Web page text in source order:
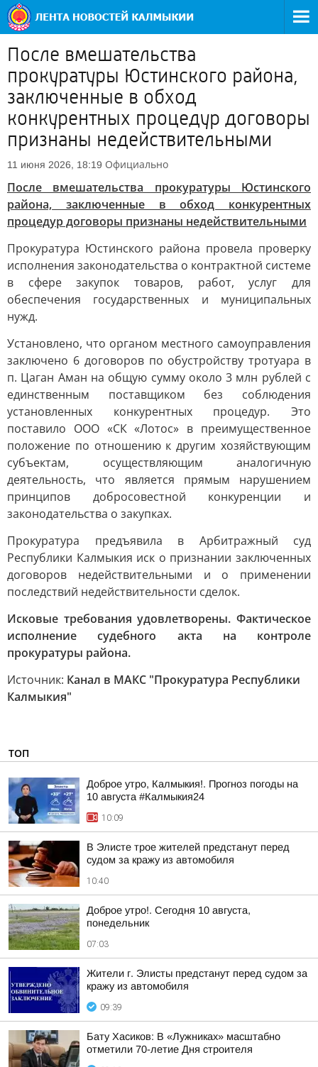
После вмешательства
прокуратуры Юстинского района,
заключенные в обход
конкурентных процедур договоры
признаны недействительными
11 июня 2026, 18:19 Официально
После вмешательства прокуратуры Юстинского
района, заключенные в обход конкурентных
процедур договоры признаны недействительными
Прокуратура Юстинского района провела проверку
исполнения законодательства о контрактной системе
в сфере закупок товаров, работ, услуг для
обеспечения государственных и муниципальных
нужд.
Установлено, что органом местного самоуправления
заключено 6 договоров по обустройству тротуара в
п. Цаган Аман на общую сумму около 3 млн рублей с
единственным поставщиком без соблюдения
установленных конкурентных процедур. Это
поставило ООО «СК «Лотос» в преимущественное
положение по отношению к другим хозяйствующим
субъектам, осуществляющим аналогичную
деятельность, что является прямым нарушением
принципов добросовестной конкуренции и
законодательства о закупках.
Прокуратура предъявила в Арбитражный суд
Республики Калмыкия иск о признании заключенных
договоров недействительными и о применении
последствий недействительности сделок.
Исковые требования удовлетворены. Фактическое
исполнение судебного акта на контроле
прокуратуры района.
Источник: Канал в МАКС "Прокуратура Республики
Калмыкия"
ТОП
Доброе утро, Калмыкия!. Прогноз погоды на
10 августа #Калмыкия24
10:09
В Элисте трое жителей предстанут перед
судом за кражу из автомобиля
10:40
Доброе утро!. Сегодня 10 августа,
понедельник
07:03
Жители г. Элисты предстанут перед судом за
кражу из автомобиля
09:39
Бату Хасиков: В «Лужниках» масштабно
отметили 70-летие Дня строителя